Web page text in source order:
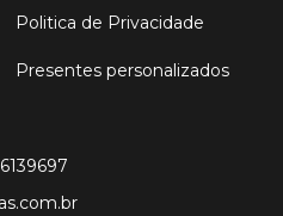
Politica de Privacidade
Presentes personalizados